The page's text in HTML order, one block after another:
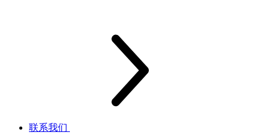
联系我们